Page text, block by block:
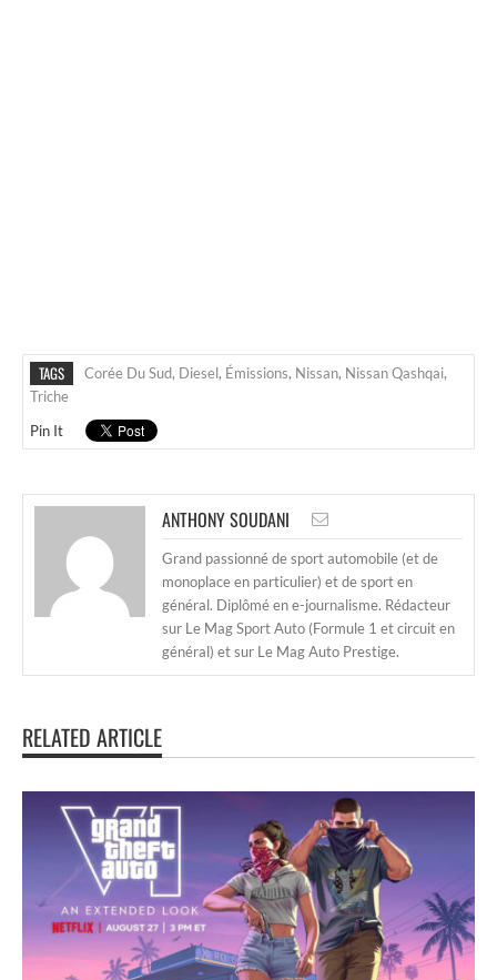
TAGS Corée Du Sud, Diesel, Émissions, Nissan, Nissan Qashqai,
Triche
Pin It
ANTHONY SOUDANI
Grand passionné de sport automobile (et de
monoplace en particulier) et de sport en
général. Diplômé en e-journalisme. Rédacteur
sur Le Mag Sport Auto (Formule 1 et circuit en
général) et sur Le Mag Auto Prestige.
RELATED ARTICLE